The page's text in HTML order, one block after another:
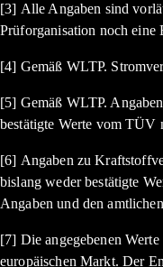
[3] Alle Angaben sind
Prüforganisation noch eine
[4] Gemäß WLTP.
[5] Gemäß WLTP.
bestätigte Werte vom TÜV
[6] Angaben zu
bislang weder bestätigte
Angaben und den
[7] Die angegebenen
europäischen Markt. Der